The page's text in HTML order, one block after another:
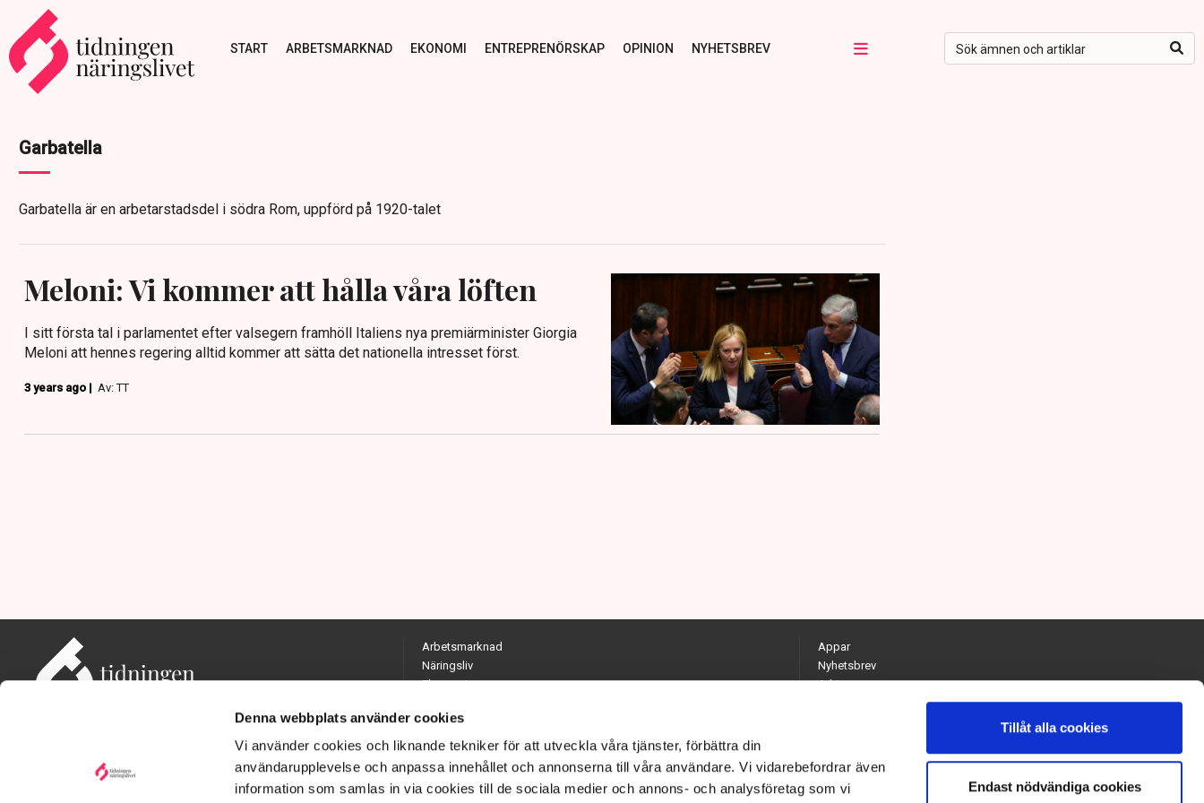
Denna webbplats använder cookies
Vi använder cookies och liknande tekniker för att utveckla våra tjänster, förbättra din
användarupplevelse och anpassa innehållet och annonserna till våra användare. Vi vidarebefordrar även
information som samlas in via cookies till de sociala medier och annons- och analysföretag som vi
Tillåt alla cookies
Endast nödvändiga cookies
START ARBETSMARKNAD EKONOMI ENTREPRENÖRSKAP OPINION NYHETSBREV
Garbatella
Garbatella är en arbetarstadsdel i södra Rom, uppförd på 1920-talet
Meloni: Vi kommer att hålla våra löften
I sitt första tal i parlamentet efter valsegern framhöll Italiens nya premiärminister Giorgia
Meloni att hennes regering alltid kommer att sätta det nationella intresset först.
3 years ago | Av: TT
Adress: Tidningen Näringslivet, 114 82 Stockholm
Arbetsmarknad
Näringsliv
Ekonomi
Opinion
Hållbarhet
Utrikes
Quiz
Appar
Nyhetsbrev
Arkiv
Kontakta redaktionen
Chefredaktör och ansvarig utgivare: